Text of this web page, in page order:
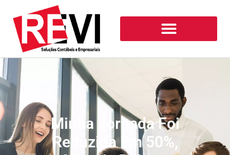
Minha Jornada Foi
Reduzida Em 50%,